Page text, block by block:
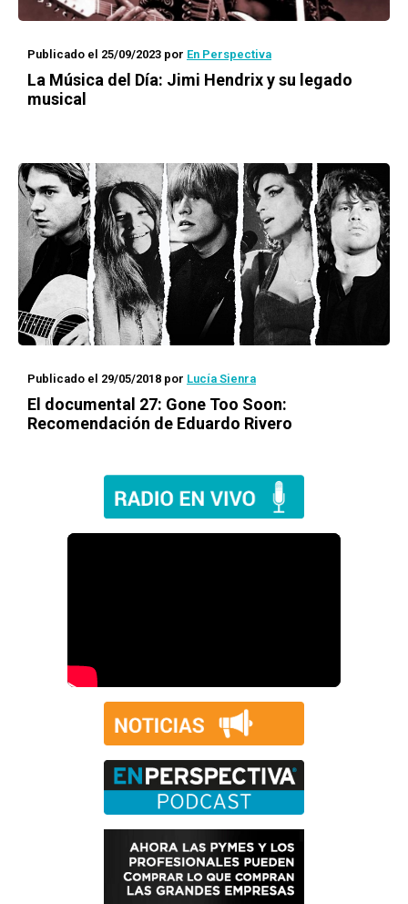
Publicado el 25/09/2023 por En Perspectiva
La Música del Día: Jimi Hendrix y su legado
musical
Publicado el 29/05/2018 por Lucía Sienra
El documental 27: Gone Too Soon:
Recomendación de Eduardo Rivero